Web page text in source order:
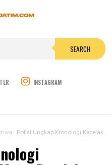
SEARCH
INSTAGRAM
Polisi Ungkap Kronologi Kecelakaan Maut Moge Bendahara Demokrat di Situbondo